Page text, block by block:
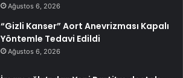
Ağustos 6, 2026
“Gizli Kanser” Aort Anevrizması Kapalı
Yöntemle Tedavi Edildi
Ağustos 6, 2026